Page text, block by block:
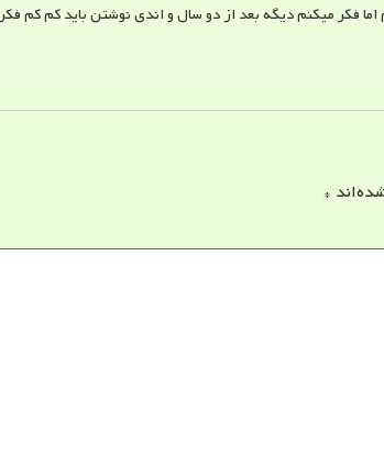
فکر میکنم دیگه بعد از دو سال و اندی نوشتن باید کم کم
*